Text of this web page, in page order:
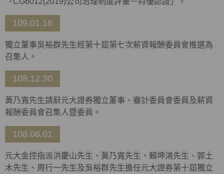
109.01.16
獨立董事吳裕群先生經第十屆第七次薪資報酬委員會推選為
召集人。
108.12.30
黃乃寬先生請辭元大證券獨立董事、審計委員會委員及薪資
報酬委員會召集人暨委員。
108.06.01
元大金控指派洪慶山先生、黃乃寬先生、賴坤鴻先生、郭土
木先生、周行一先生及吳裕群先生擔任元大證券第十屆獨立